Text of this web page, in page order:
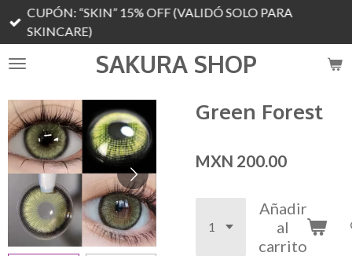
principal
SAKURA SHOP
CUPÓN: “SKIN” 15% OFF (VALIDÓ SOLO PARA
SKINCARE)
Green Forest
MXN 200.00
Añadir
al
carrito